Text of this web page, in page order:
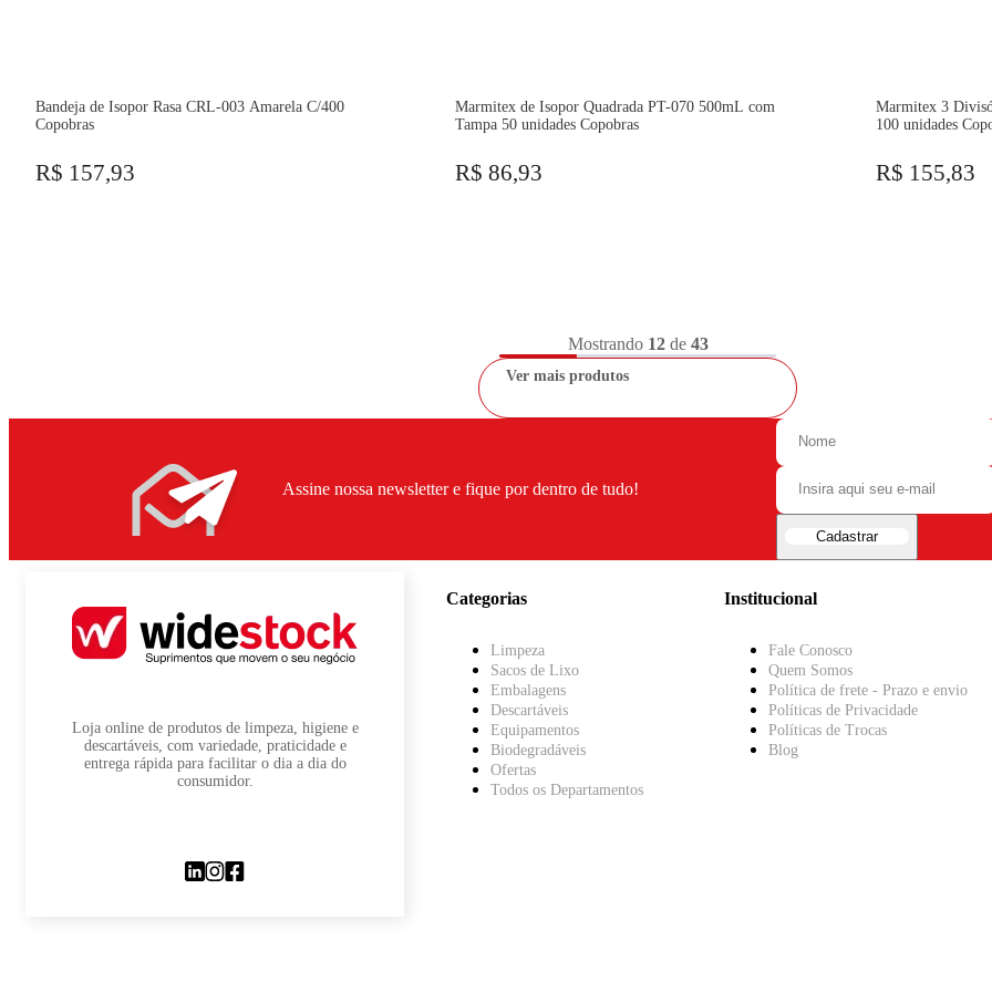
Bandeja de Isopor Rasa CRL-003 Amarela C/400
Copobras
R$ 157,93
Marmitex de Isopor Quadrada PT-070 500mL com
Tampa 50 unidades Copobras
R$ 86,93
Marmitex 3 Divisórias PT-110-3D 1100mL sem Tampa
100 unidades
R$ 155,83
Mostrando 12de 43
Ver mais produtos
Assine nossa newsletter e fique por dentro de tudo!
Cadastrar
Loja online de produtos de limpeza, higiene e
descartáveis, com variedade, praticidade e
entrega rápida para facilitar o dia a dia do
consumidor.
Categorias
Limpeza
Sacos de Lixo
Embalagens
Descartáveis
Equipamentos
Biodegradáveis
Ofertas
Todos os Departamentos
Institucional
Fale Conosco
Quem Somos
Política de frete - Prazo e envio
Políticas de Privacidade
Políticas de Trocas
Blog